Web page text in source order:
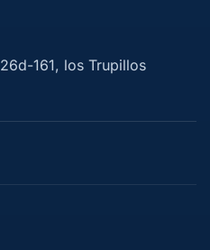
161, los Trupillos